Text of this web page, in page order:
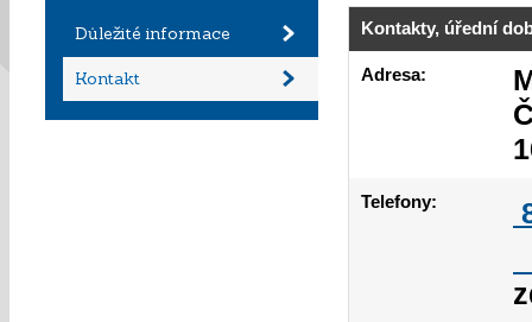
Důležité informace
Kontakt
Kontakty, úřední
Adresa:
Telefony: